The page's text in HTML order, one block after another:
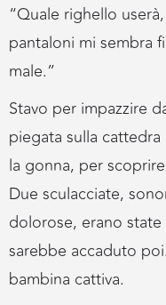
“Quale righello
pantaloni mi sembra
male.”
Stavo per impazzire
piegata sulla
la gonna, per
Due sculacciate,
dolorose, erano
sarebbe accaduto
bambina cattiva.